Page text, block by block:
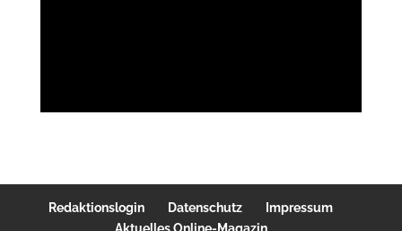
Redaktionslogin Datenschutz
Impressum